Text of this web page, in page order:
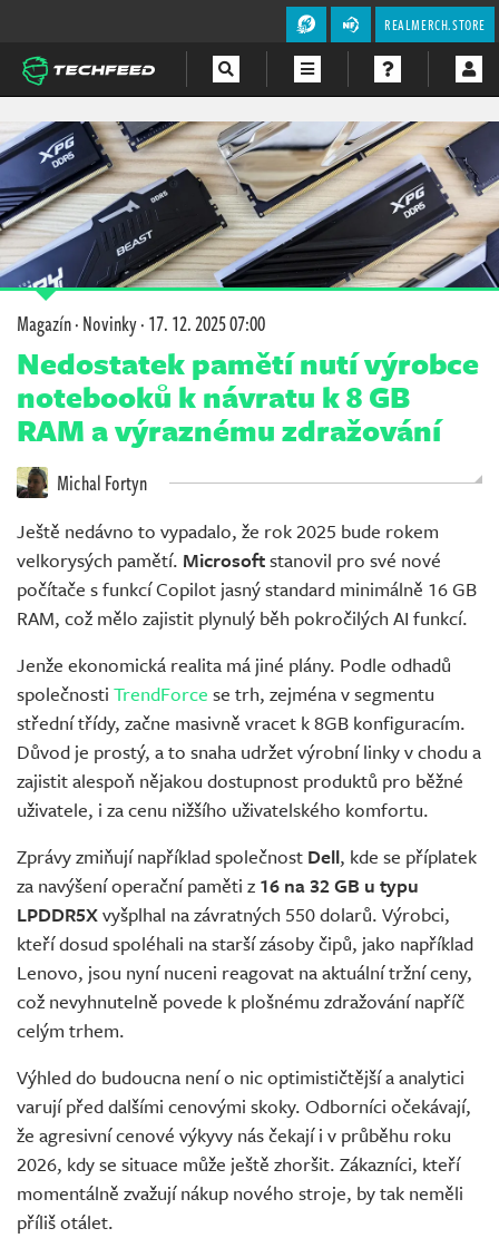
REALMERCH.STORE
Magazín
Videa
Soutěže
Magazín·Novinky·17. 12. 2025 07:00
Nedostatek pamětí nutí výrobce
notebooků k návratu k 8 GB
RAM a výraznému zdražování
Michal Fortyn
Ještě nedávno to vypadalo, že rok 2025 bude rokem
velkorysých pamětí. Microsoftstanovil pro své nové
počítače s funkcí Copilot jasný standard minimálně 16 GB
RAM, což mělo zajistit plynulý běh pokročilých AI funkcí.
Jenže ekonomická realita má jiné plány. Podle odhadů
společnosti TrendForce se trh, zejména v segmentu
střední třídy, začne masivně vracet k 8GB konfiguracím.
Důvod je prostý, a to snaha udržet výrobní linky v chodu a
zajistit alespoň nějakou dostupnost produktů pro běžné
uživatele, i za cenu nižšího uživatelského komfortu.
Zprávy zmiňují například společnost Dell, kde se příplatek
za navýšení operační paměti z 16 na 32 GB u typu
LPDDR5Xvyšplhal na závratných 550 dolarů. Výrobci,
kteří dosud spoléhali na starší zásoby čipů, jako například
Lenovo, jsou nyní nuceni reagovat na aktuální tržní ceny,
což nevyhnutelně povede k plošnému zdražování napříč
celým trhem.
Výhled do budoucna není o nic optimističtější a analytici
varují před dalšími cenovými skoky. Odborníci očekávají,
že agresivní cenové výkyvy nás čekají i v průběhu roku
2026, kdy se situace může ještě zhoršit. Zákazníci, kteří
momentálně zvažují nákup nového stroje, by tak neměli
příliš otálet.